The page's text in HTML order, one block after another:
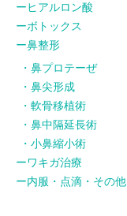
ヒアルロン酸
ボトックス
鼻整形
鼻プロテーぜ
鼻尖形成
軟骨移植術
鼻中隔延長術
小鼻縮小術
ワキガ治療
内服・点滴・その他